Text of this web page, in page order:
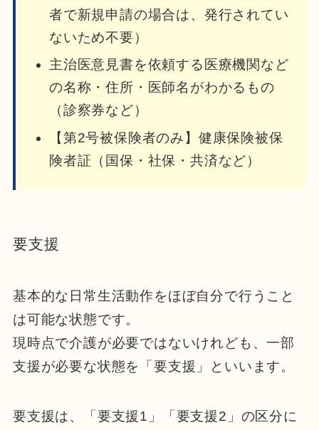
者で新規申請の場合は、発行されてい
ないため不要）
主治医意見書を依頼する医療機関など
の名称・住所・医師名がわかるもの
（診察券など）
【第2号被保険者のみ】健康保険被保
険者証（国保・社保・共済など）
要支援
基本的な日常生活動作をほぼ自分で行うこと
は可能な状態です。
現時点で介護が必要ではないけれども、一部
支援が必要な状態を「要支援」といいます。
要支援は、「要支援1」「要支援2 」の区分に